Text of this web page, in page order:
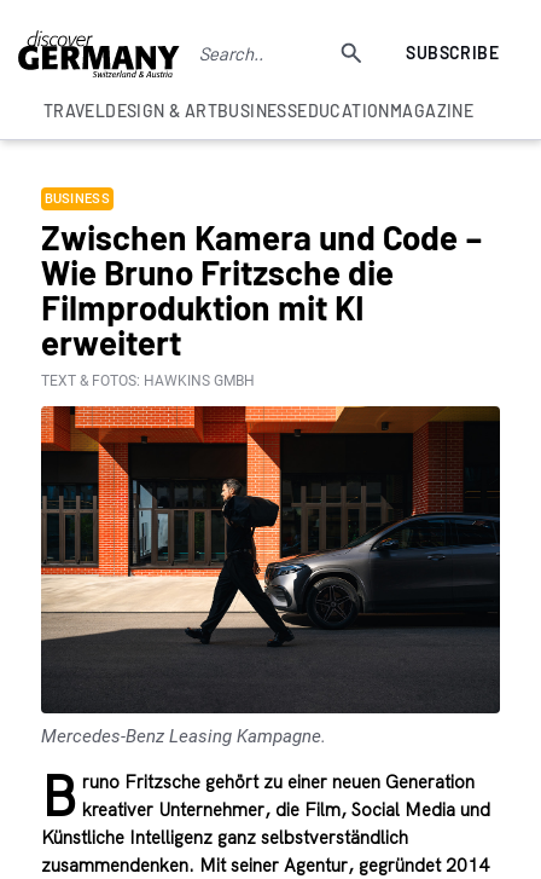
SUBSCRIBE
TRAVELDESIGN & ARTBUSINESSEDUCATIONMAGAZINE
BUSINESS
Zwischen Kamera und Code –
Wie Bruno Fritzsche die
Filmproduktion mit KI
erweitert
TEXT & FOTOS: HAWKINS GMBH
Mercedes-Benz Leasing Kampagne.
B runo Fritzsche gehört zu einer neuen Generation
kreativer Unternehmer, die Film, Social Media und
Künstliche Intelligenz ganz selbstverständlich
zusammendenken. Mit seiner Agentur, gegründet 2014